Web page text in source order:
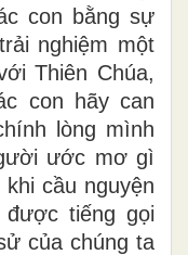
con bằng sự
nghiệm một
Thiên Chúa,
con hãy can
lòng mình
ước mơ gì
cầu nguyện
được tiếng gọi
của chúng ta